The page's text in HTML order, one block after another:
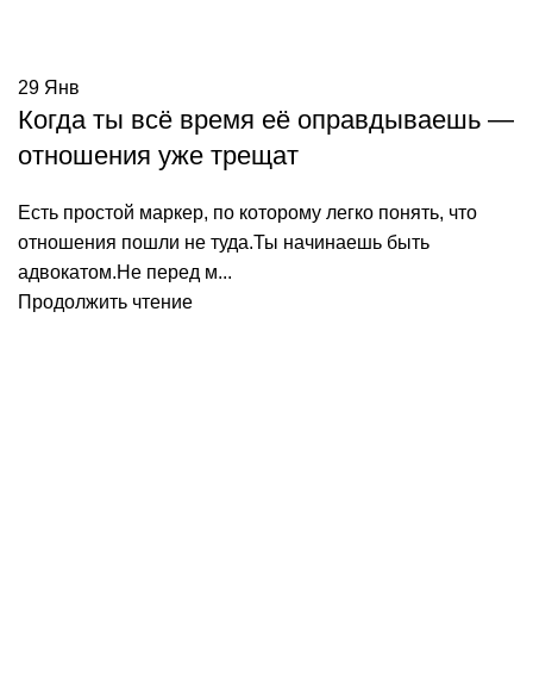
29 Янв
Когда ты всё время её оправдываешь —
отношения уже трещат
Есть простой маркер, по которому легко понять, что
отношения пошли не туда.Ты начинаешь быть
адвокатом.Не перед м...
Продолжить чтение